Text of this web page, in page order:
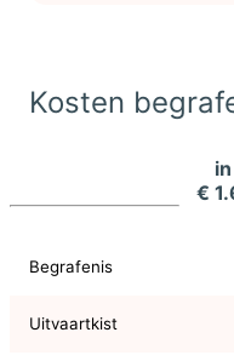
Kosten
€
Begrafenis
Uitvaartkist